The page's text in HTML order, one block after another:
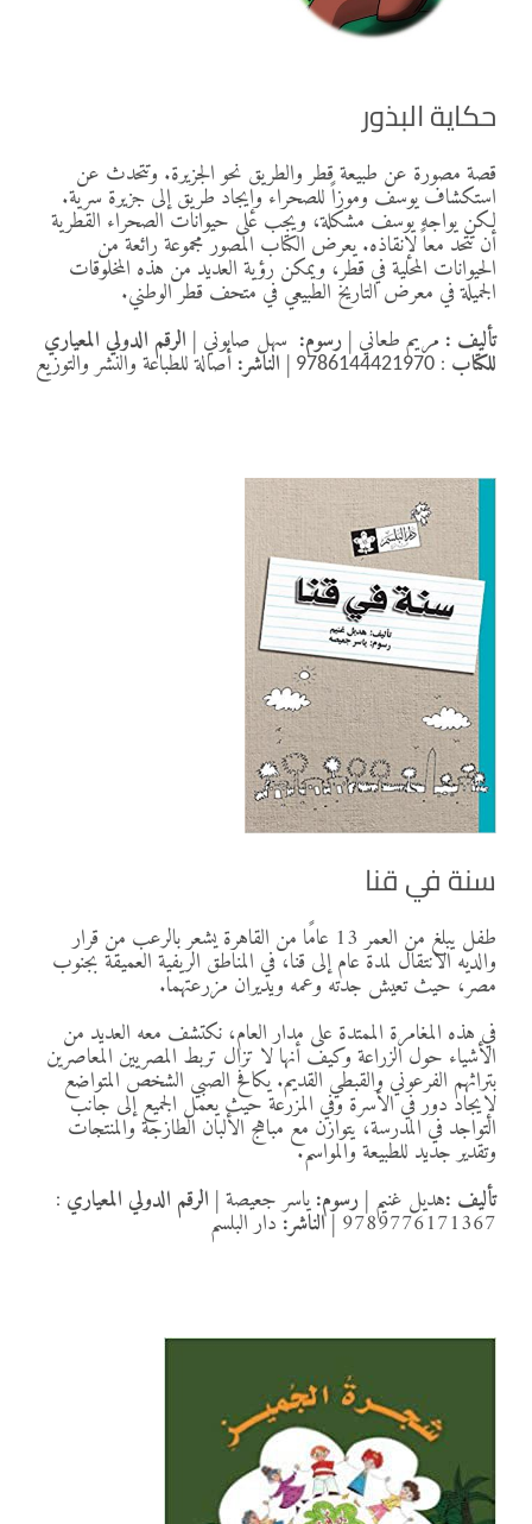
حكاية البذور
قصة مصورة عن طبيعة قطر والطريق نحو الجزيرة. وتتحدث عن
استكشاف يوسف وموزاً للصحراء وإيجاد طريق إلى جزيرة سرية.
لكن يواجه يوسف مشكلة، ويجب على حيوانات الصحراء القطرية
أن تتحد معاً لإنقاذه. يعرض الكتاب المصور مجموعة رائعة من
الحيوانات المحلية في قطر، ويمكن رؤية العديد من هذه المخلوقات
الجميلة في معرض التاريخ الطبيعي في متحف قطر الوطني.
تأليف : مريم طعاني |رسوم: سهل صابوني | الرقم الدولي المعياري
للكتاب :
9786144421970
| الناشر:أصالة للطباعة والنشر والتوزيع
سنة في قنا
طفل يبلغ من العمر 13 عامًا من القاهرة يشعر بالرعب من قرار
والديه الانتقال لمدة عام إلى قنا، في المناطق الريفية العميقة بجنوب
مصر، حيث تعيش جدته وعمه ويديران مزرعتهما.
في هذه المغامرة الممتدة على مدار العام، نكتشف معه العديد من
الأشياء حول الزراعة وكيف أنها لا تزال تربط المصريين المعاصرين
بتراثهم الفرعوني والقبطي القديم. يكافح الصبي الشخص المتواضع
لإيجاد دور في الأسرة وفي المزرعة حيث يعمل الجميع إلى جانب
التواجد في المدرسة، يتوازن مع مباهج الألبان الطازجة والمنتجات
وتقدير جديد للطبيعة والمواسم.
تأليف :هديل غنيم |رسوم:ياسر جعيصة| الرقم الدولي المعياري :
9789776171367
|الناشر:دار البلسم